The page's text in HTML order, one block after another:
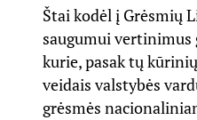
Štai kodėl į Grėsmių
saugumui
kurie, pasak tų
veidais valstybės
grėsmės